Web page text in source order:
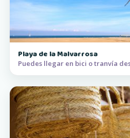
Playa de la Malvarrosa
Puedes llegar en bici o tranvía